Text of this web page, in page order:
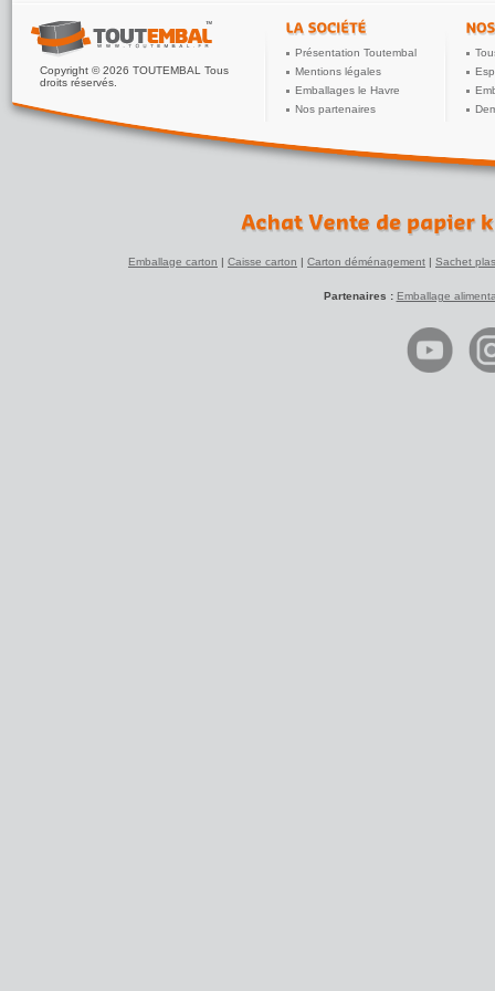
Copyright © 2026 TOUTEMBAL Tous
droits réservés.
Présentation Toutembal
Mentions légales
Emballages le Havre
Nos partenaires
Emballage carton | Caisse carton | Carton déménagement | Sachet
Partenaires : Emballage